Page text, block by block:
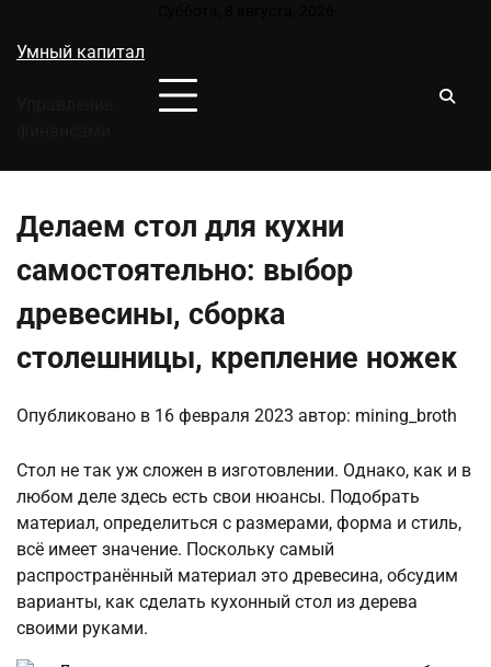
содержимому
Умный капитал
Делаем стол для кухни
самостоятельно: выбор
древесины, сборка
столешницы, крепление ножек
Опубликовано в 16 февраля 2023 автор: mining_broth
Стол не так уж сложен в изготовлении. Однако, как и в
любом деле здесь есть свои нюансы. Подобрать
материал, определиться с размерами, форма и стиль,
всё имеет значение. Поскольку самый
распространённый материал это древесина, обсудим
варианты, как сделать кухонный стол из дерева
своими руками.